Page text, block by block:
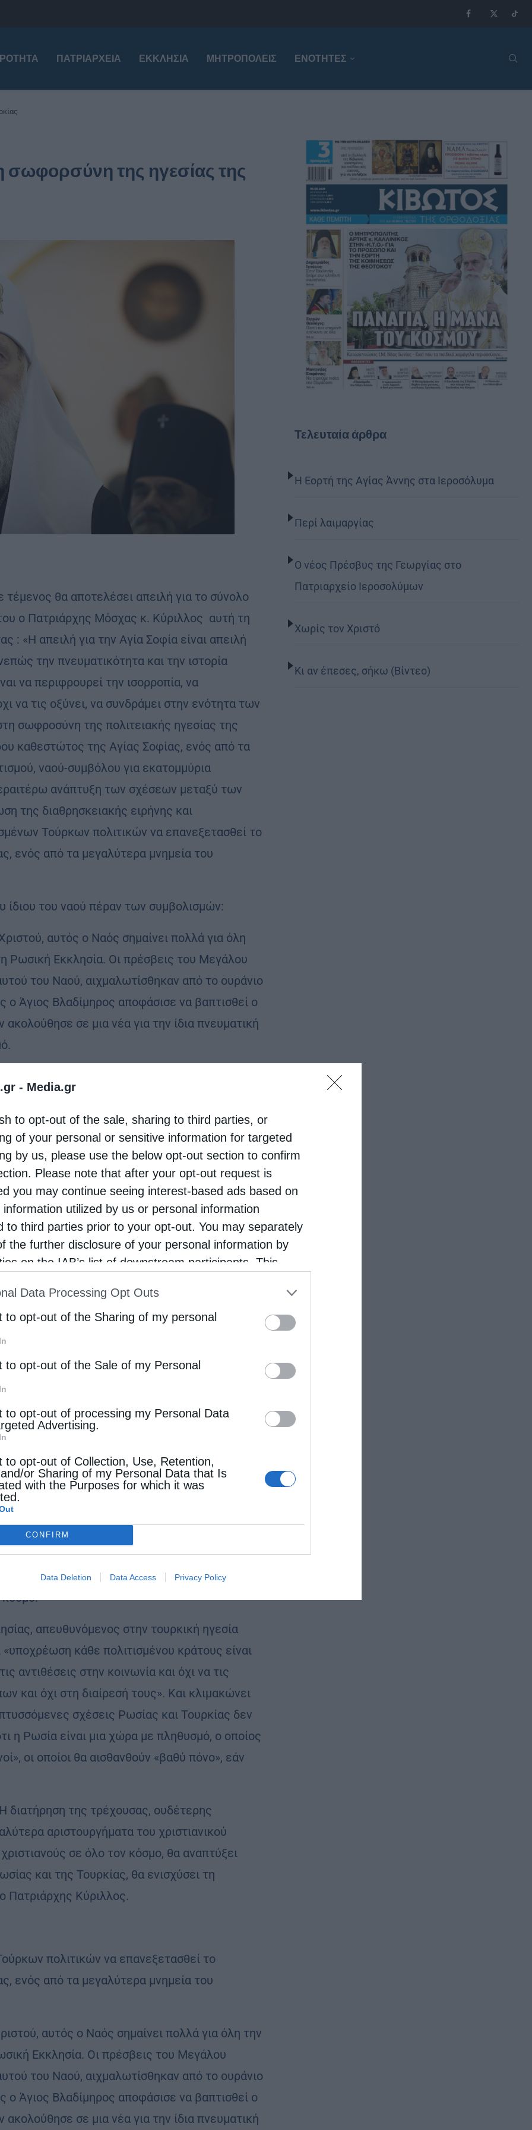
- Media.gr
to opt-out of the sale, sharing to third parties, or
of your personal or sensitive information for targeted
by us, please use the below opt-out section to confirm
Please note that after your opt-out request is
you may continue seeing interest-based ads based on
information utilized by us or personal information
to third parties prior to your opt-out. You may separately
the further disclosure of your personal information by
on the IAB’s list of downstream participants. This
of Downstream Participantsthat may further disclose it to
parties.
Data Processing Opt Outs
to opt-out of the Sharing of my personal
to opt-out of the Sale of my Personal
to opt-out of processing my Personal Data
Advertising.
to opt-out of Collection, Use, Retention,
or Sharing of my Personal Data that Is
with the Purposes for which it was
CONFIRM
Data Deletion Data Access Privacy Policy
ΠΑΤΡΙΑΡΧΕΊΑ ΕΚΚΛΗΣΊΑ ΜΗΤΡΟΠΌΛΕΙΣ ΕΝΟΤΗΤΕΣ
σωφορσύνη της ηγεσίας της
θα αποτελέσει απειλή για το σύνολο
ο Πατριάρχης Μόσχας κ. Κύριλλος αυτή τη
«Η απειλή για την Αγία Σοφία είναι απειλή
την πνευματικότητα και την ιστορία
να περιφρουρεί την ισορροπία, να
να τις οξύνει, να συνδράμει στην ενότητα των
σωφροσύνη της πολιτειακής ηγεσίας της
καθεστώτος της Αγίας Σοφίας, ενός από τα
ναού-συμβόλου για εκατομμύρια
ανάπτυξη των σχέσεων μεταξύ των
της διαθρησκειακής ειρήνης και
Τούρκων πολιτικών να επανεξετασθεί το
ενός από τα μεγαλύτερα μνημεία του
ίδιου του ναού πέραν των συμβολισμών:
αυτός ο Ναός σημαίνει πολλά για όλη
Ρωσική Εκκλησία. Οι πρέσβεις του Μεγάλου
του Ναού, αιχμαλωτίσθηκαν από το ουράνιο
Άγιος Βλαδίμηρος αποφάσισε να βαπτισθεί ο
σε μια νέα για την ίδια πνευματική
για τα επιτεύγματα αυτού του
Και ένα από τα ευλαβώς τιμώμενα σύμβολά
κατέστη διαχρονική για τον πολιτισμό και
μας στο Κίεβο, το Νόβγκοροντ, το
πνευματικού γίγνεσθαι του μεσαιωνικού
τάχθηκε στο πλευρό του Οικουμενικού
σε τζαμί η Αγία Σοφία, τονίζοντας ότι
πολιτισμό.
των δύο Πατριαρχών είχαν περάσει από
εκκλησίας.
τον χριστιανικό πολιτισμό, και συνεπώς
ο Πατριάρχης Κύριλλος.
εξέφρασε την ελπίδα ότι η τουρκική
και τώρα, ο ρωσικός λαός αντιμετώπιζε και
της χιλιετούς πνευματικής
με πικρία και αγανάκτηση». Και
Χριστιανό η Αγία Σοφία είναι ένα
αυτό Ναό οι πρέσβεις του Μεγάλου
κάλλος του» και με τις διηγήσεις τους ο
ο ίδιος και βάπτισε τη χώρα των Ρως, πράξη
κόσμο.
απευθυνόμενος στην τουρκική ηγεσία
κάθε πολιτισμένου κράτους είναι
αντιθέσεις στην κοινωνία και όχι να τις
και όχι στη διαίρεσή τους». Και κλιμακώνει
σχέσεις Ρωσίας και Τουρκίας δεν
η Ρωσία είναι μια χώρα με πληθυσμό, ο οποίος
οι οποίοι θα αισθανθούν «βαθύ πόνο», εάν
διατήρηση της τρέχουσας, ουδέτερης
αριστουργήματα του χριστιανικού
σε όλο τον κόσμο, θα αναπτύξει
και της Τουρκίας, θα ενισχύσει τη
Πατριάρχης Κύριλλος.
πολιτικών να επανεξετασθεί το
ενός από τα μεγαλύτερα μνημεία του
αυτός ο Ναός σημαίνει πολλά για όλη την
Εκκλησία. Οι πρέσβεις του Μεγάλου
του Ναού, αιχμαλωτίσθηκαν από το ουράνιο
Άγιος Βλαδίμηρος αποφάσισε να βαπτισθεί ο
σε μια νέα για την ίδια πνευματική
Τελευταία άρθρα
Η Εορτή της Αγίας Άννης στα Ιεροσόλυμα
Περί λαιμαργίας
Ο νέος Πρέσβυς της Γεωργίας στο
Πατριαρχείο Ιεροσολύμων
Χωρίς τον Χριστό
Κι αν έπεσες, σήκω (Βίντεο)